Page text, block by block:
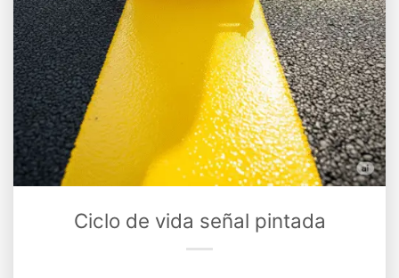
Ciclo de vida señal pintada